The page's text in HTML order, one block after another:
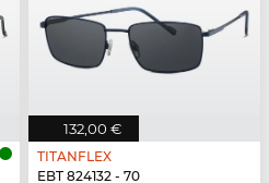
132,00 €
TITANFLEX
EBT 824132 - 70